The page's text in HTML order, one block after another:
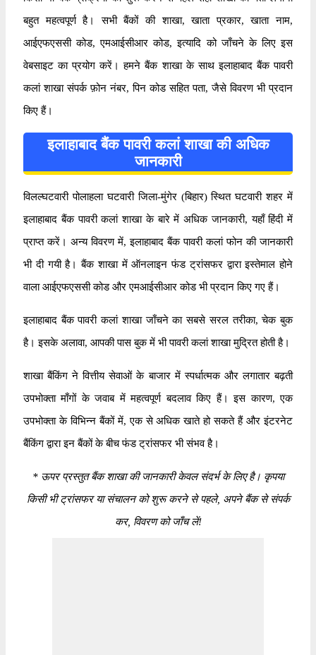
बहुत महत्वपूर्ण है। सभी बैंकों की शाखा, खाता प्रकार, खाता नाम,
आईएफएससी कोड, एमआईसीआर कोड, इत्यादि को जाँचने के लिए इस
वेबसाइट का प्रयोग करें। हमने बैंक शाखा के साथ इलाहाबाद बैंक पावरी
कलां शाखा संपर्क फ़ोन नंबर, पिन कोड सहित पता, जैसे विवरण भी प्रदान
किए हैं।
इलाहाबाद बैंक पावरी कलां शाखा की अधिक
जानकारी
विलल्घटवारी पोलाहला घटवारी जिला-मुंगेर (बिहार) स्थित घटवारी शहर में
इलाहाबाद बैंक पावरी कलां शाखा के बारे में अधिक जानकारी, यहाँ हिंदी में
प्राप्त करें। अन्य विवरण में, इलाहाबाद बैंक पावरी कलां फोन की जानकारी
भी दी गयी है। बैंक शाखा में ऑनलाइन फंड ट्रांसफर द्वारा इस्तेमाल होने
वाला आईएफएससी कोड और एमआईसीआर कोड भी प्रदान किए गए हैं।
इलाहाबाद बैंक पावरी कलां शाखा जाँचने का सबसे सरल तरीका, चेक बुक
है। इसके अलावा, आपकी पास बुक में भी पावरी कलां शाखा मुद्रित होती है।
शाखा बैंकिंग ने वित्तीय सेवाओं के बाजार में स्पर्धात्मक और लगातार बढ़ती
उपभोक्ता माँगों के जवाब में महत्वपूर्ण बदलाव किए हैं। इस कारण, एक
उपभोक्ता के विभिन्न बैंकों में, एक से अधिक खाते हो सकते हैं और इंटरनेट
बैंकिंग द्वारा इन बैंकों के बीच फंड ट्रांसफर भी संभव है।
*ऊपर प्रस्तुत बैंक शाखा की जानकारी केवल संदर्भ के लिए है। कृपया
किसी भी ट्रांसफर या संचालन को शुरू करने से पहले, अपने बैंक से संपर्क
कर, विवरण को जाँच लें!